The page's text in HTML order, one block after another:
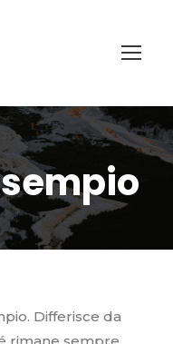
Differisce da